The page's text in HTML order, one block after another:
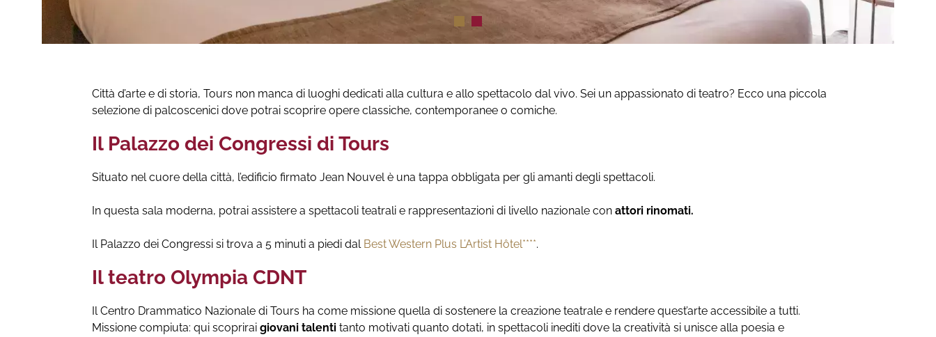
Città d’arte e di storia, Tours non manca di luoghi dedicati alla cultura e allo spettacolo dal vivo. Sei un appassionato di teatro? Ecco una piccola
selezione di palcoscenici dove potrai scoprire opere classiche, contemporanee o comiche.
Il Palazzo dei Congressi di Tours
Situato nel cuore della città, l’edificio firmato Jean Nouvel è una tappa obbligata per gli amanti degli spettacoli.
In questa sala moderna, potrai assistere a spettacoli teatrali e rappresentazioni di livello nazionale con attori rinomati.
Il Palazzo dei Congressi si trova a 5 minuti a piedi dal Best Western Plus L’Artist Hôtel****.
Il teatro Olympia CDNT
Il Centro Drammatico Nazionale di Tours ha come missione quella di sostenere la creazione teatrale e rendere quest’arte accessibile a tutti.
Missione compiuta: qui scoprirai giovani talenti tanto motivati quanto dotati, in spettacoli inediti dove la creatività si unisce alla poesia e